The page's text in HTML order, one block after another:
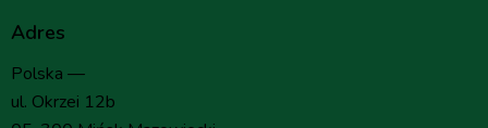
Adres
Polska —
ul. Okrzei 12b